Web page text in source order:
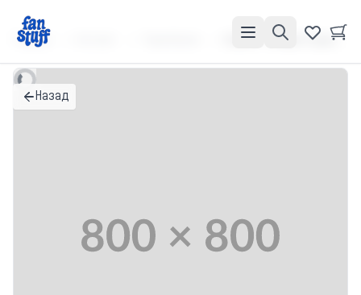
Главная Банка "С Новым Годом, Котик!" Новогодняя коллекция
Назад